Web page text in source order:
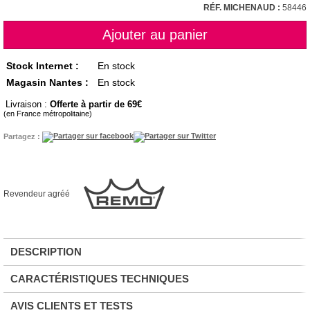
RÉF. MICHENAUD : 58446
Stock Internet :
En stock
Magasin Nantes :
En stock
Livraison : Offerte à partir de 69
(en France métropolitaine)
Partagez :
Revendeur agréé
DESCRIPTION
CARACTÉRISTIQUES TECHNIQUES
AVIS CLIENTS ET TESTS